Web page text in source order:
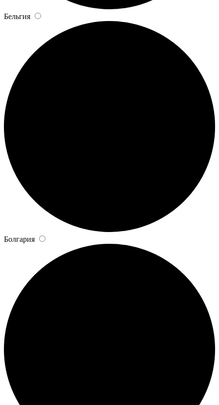
Бельгия
Болгария